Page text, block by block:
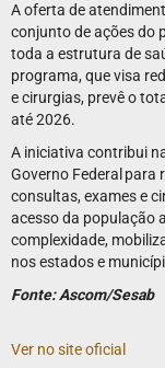
A oferta de
conjunto de ações do
toda a estrutura de
programa, que visa
e cirurgias, prevê o
até 2026.
A iniciativa contribui
Governo Federal para
consultas, exames e
acesso da população
complexidade,
nos estados e
Fonte: Ascom/Sesab
Ver no site oficial